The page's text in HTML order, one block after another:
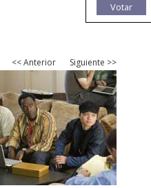
Votar
<< Anterior Siguiente >>